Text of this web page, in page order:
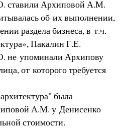
ставили Архиповой А.М.
об их выполнении,
раздела бизнеса, в т.ч.
Пакалин Г.Е.
не упоминали Архипову
от которого требуется
была
А.М. у Денисенко
стоимости.